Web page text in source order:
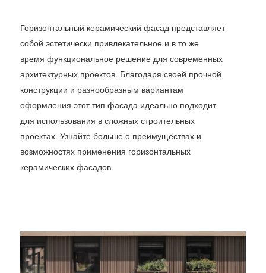
Горизонтальный керамический фасад представляет
собой эстетически привлекательное и в то же
время функциональное решение для современных
архитектурных проектов. Благодаря своей прочной
конструкции и разнообразным вариантам
оформления этот тип фасада идеально подходит
для использования в сложных строительных
проектах. Узнайте больше о преимуществах и
возможностях применения горизонтальных
керамических фасадов.